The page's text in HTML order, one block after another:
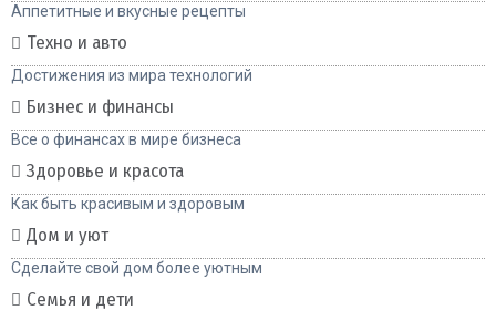
Аппетитные и вкусные рецепты
Техно и авто
Достижения из мира технологий
Бизнес и финансы
Все о финансах в мире бизнеса
Здоровье и красота
Как быть красивым и здоровым
Дом и уют
Сделайте свой дом более уютным
Семья и дети